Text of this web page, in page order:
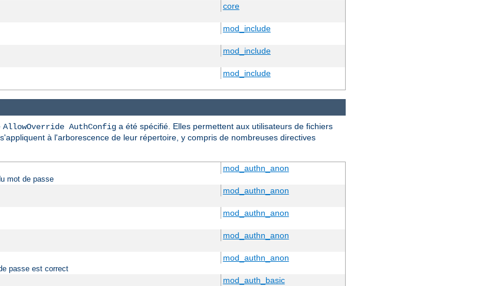
core
mod_include
mod_include
mod_include
AllowOverride AuthConfig a été spécifié. Elles permettent aux utilisateurs de fichiers
à l'arborescence de leur répertoire, y compris de nombreuses directives
mod_authn_anon
mot de passe
mod_authn_anon
mod_authn_anon
mod_authn_anon
mod_authn_anon
passe est correct
mod_auth_basic